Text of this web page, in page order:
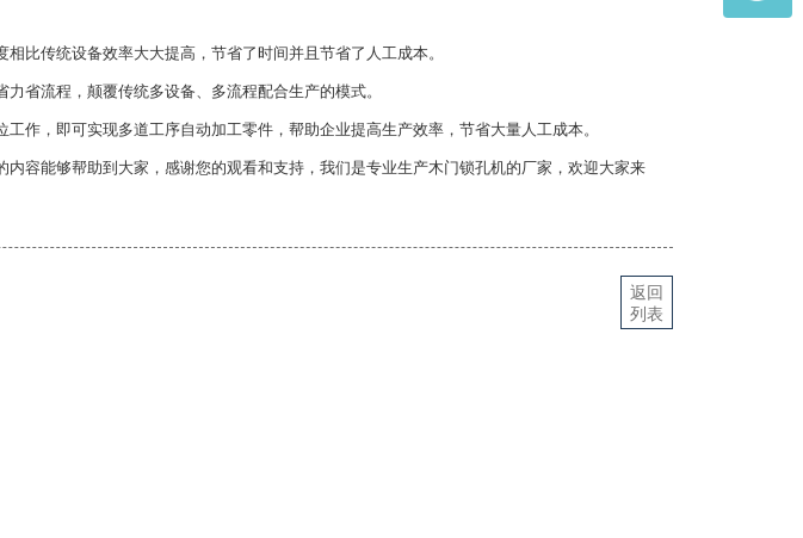
比传统设备效率大大提高，节省了时间并且节省了人工成本。
省流程，颠覆传统多设备、多流程配合生产的模式。
作，即可实现多道工序自动加工零件，帮助企业提高生产效率，节省大量人工成本。
内容能够帮助到大家，感谢您的观看和支持，我们是专业生产木门锁孔机的厂家，欢迎大家来
返回
列表